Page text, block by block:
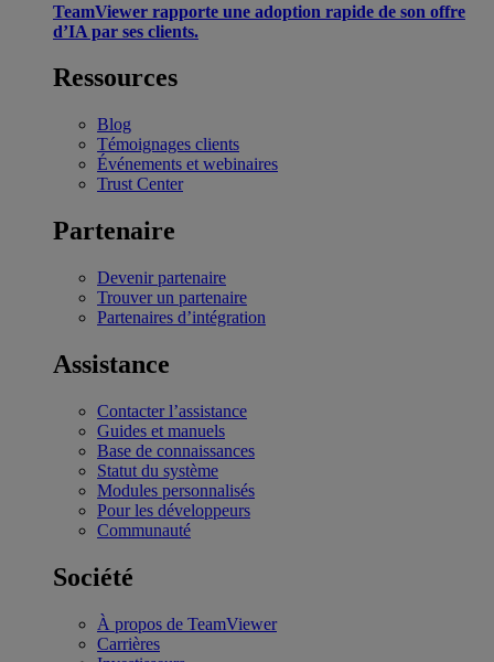
TeamViewer rapporte une adoption rapide de son offre
d’IA par ses clients.
Ressources
Blog
Témoignages clients
Événements et webinaires
Trust Center
Partenaire
Devenir partenaire
Trouver un partenaire
Partenaires d’intégration
Assistance
Contacter l’assistance
Guides et manuels
Base de connaissances
Statut du système
Modules personnalisés
Pour les développeurs
Communauté
Société
À propos de TeamViewer
Carrières